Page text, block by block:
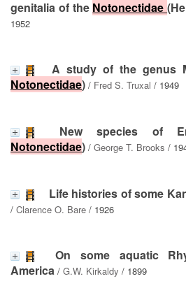
genitalia of the Notonectidae
1952
A study of the genus
Notonectidae) / Fred S. Truxal / 1949
New species of
Notonectidae) / George T. Brooks /
Life histories of some
/ Clarence O. Bare / 1926
On some aquatic
America / G.W. Kirkaldy / 1899